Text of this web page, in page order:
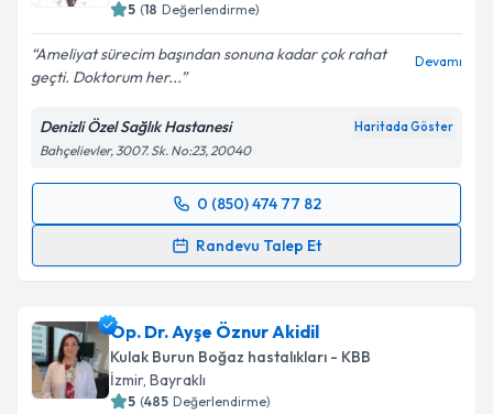
5 (18 Değerlendirme)
Ameliyat sürecim başından sonuna kadar çok rahat
geçti. Doktorum her...
Devamı
Denizli Özel Sağlık Hastanesi Haritada Göster
Bahçelievler, 3007. Sk. No:23, 20040
0 (850) 474 77 82
Randevu Talep Et
Randevu Takvimi Talebi
takvim hazırlandığında e-posta ile bilgilendireceğiz.
E-posta Adresiniz
Op. Dr. Ayşe Öznur Akidil
Kulak Burun Boğaz hastalıkları - KBB
İzmir, Bayraklı
5 (485 Değerlendirme)